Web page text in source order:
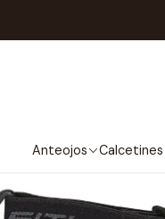
Anteojos Calcetines